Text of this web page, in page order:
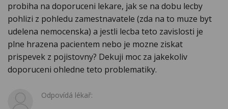
probiha na doporuceni lekare, jak se na dobu lecby
pohlizi z pohledu zamestnavatele (zda na to muze byt
udelena nemocenska) a jestli lecba teto zavislosti je
plne hrazena pacientem nebo je mozne ziskat
prispevek z pojistovny? Dekuji moc za jakekoliv
doporuceni ohledne teto problematiky.
Odpovídá lékař: